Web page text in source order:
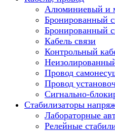
Алюминиевый и
Бронированный
Бронированный
Кабель связи
Контрольный
Провод
Провод
Сигнально-
Стабилизаторы
Лабораторные
Релейные